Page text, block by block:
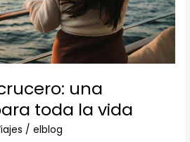
una
toda la vida
/elblog